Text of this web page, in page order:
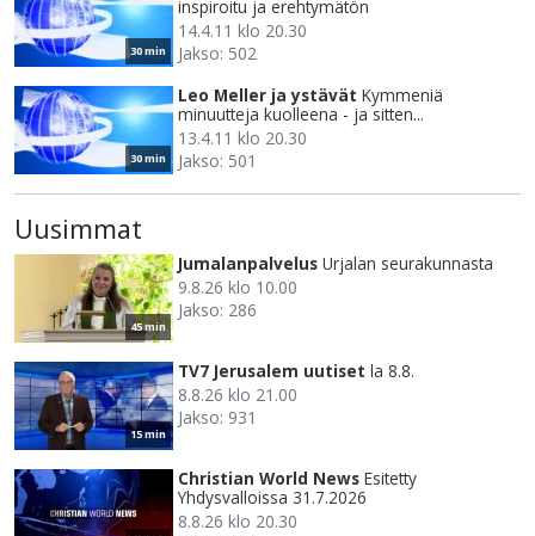
30 min
inspiroitu ja erehtymätön
14.4.11 klo 20.30
Jakso: 502
30 min
Leo Meller ja ystävät Kymmeniä
minuutteja kuolleena - ja sitten...
13.4.11 klo 20.30
Jakso: 501
Uusimmat
45 min
Jumalanpalvelus Urjalan seurakunnasta
9.8.26 klo 10.00
Jakso: 286
15 min
TV7 Jerusalem uutiset la 8.8.
8.8.26 klo 21.00
Jakso: 931
Christian World News Esitetty
Yhdysvalloissa 31.7.2026
8.8.26 klo 20.30